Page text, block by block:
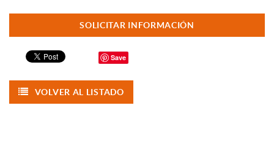
SOLICITAR INFORMACIÓN
Save
VOLVER AL LISTADO